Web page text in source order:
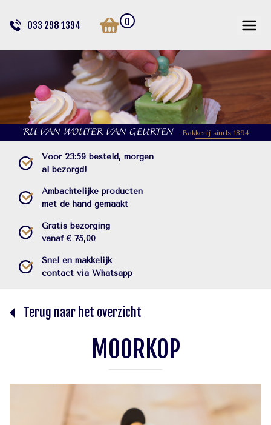
033 298 1394 0
RU VAN WOUTER VAN GEURTEN Bakkerij sinds 1894
Voor 23:59 besteld, morgen
al bezorgd!
Ambachtelijke producten
met de hand gemaakt
Gratis bezorging
vanaf € 75,00
Snel en makkelijk
contact via Whatsapp
Terug naar het overzicht
MOORKOP